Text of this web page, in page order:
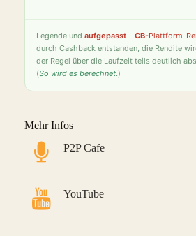
27 PeerBerry
28 Bondster
31
32 Savy
Legende und aufgepasst – CB-Plattform-
durch Cashback entstanden, die Rendite
der Regel über die Laufzeit teils deutlich
(So wird es berechnet.)
Mehr Infos
P2P Cafe
YouTube